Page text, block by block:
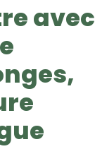
avec